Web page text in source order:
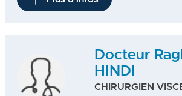
Docteur
HINDI
CHIRURGIEN